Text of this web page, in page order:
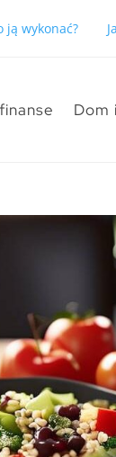
wykonać?
Dom